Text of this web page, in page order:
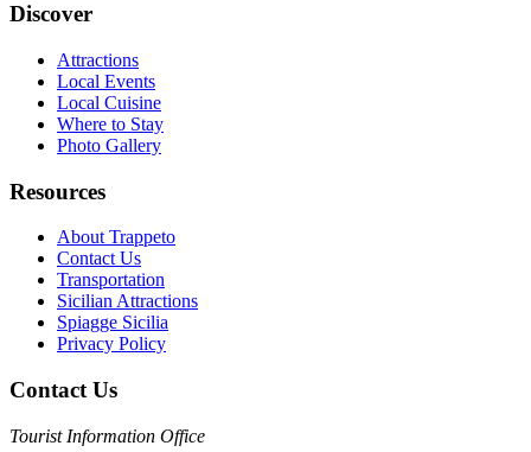
Discover
Attractions
Local Events
Local Cuisine
Where to Stay
Photo Gallery
Resources
About Trappeto
Contact Us
Transportation
Sicilian Attractions
Spiagge Sicilia
Privacy Policy
Contact Us
Tourist Information Office